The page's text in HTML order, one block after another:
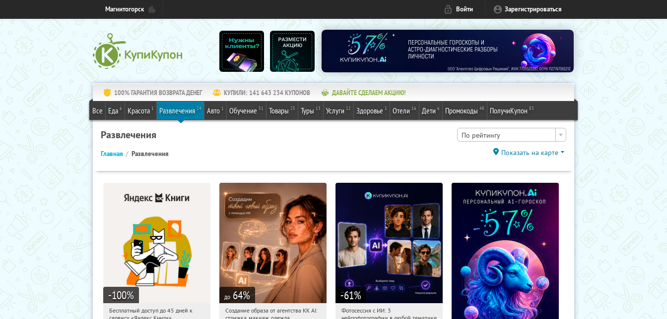
Магнитогорск Войти Зарегистрироваться
100% ГАРАНТИЯ ВОЗВРАТА ДЕНЕГ КУПИЛИ: 141 643 234КУПОНОВ ДАВАЙТЕ СДЕЛАЕМ АКЦИЮ!
Все Еда 6 Красота 1 Развлечения 24 Авто 1 Обучение 31 Товары 25 Туры 13 Услуги 12 Здоровье 1 Отели 16 Дети 6 Промокоды 48 ПолучиКупон 83
Развлечения По рейтингу
Главная Развлечения Показать на карте
-100%
08:57:15
Получи первым!
Бесплатный доступ до 45 дней к
до 64%
08:57:15 Купили:64
Создание образа от агентства KK AI:
-61%
08:57:15
Фотосессия с ИИ: 3